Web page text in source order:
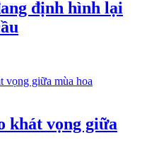
định hình lại
khát vọng giữa